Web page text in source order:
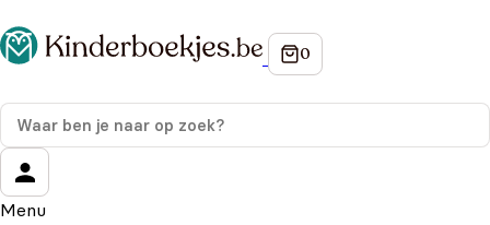
Menu